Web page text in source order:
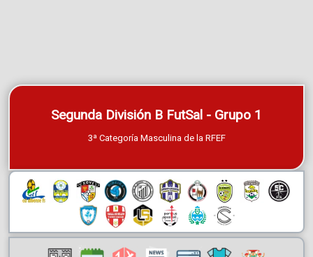
Segunda División B FutSal - Grupo 1
3ª Categoría Masculina de la RFEF